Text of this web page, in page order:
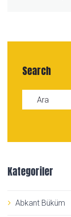
Search
Search for:
Kategoriler
Abkant Büküm